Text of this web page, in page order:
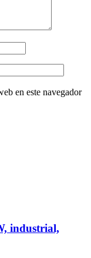
en este navegador
industrial,